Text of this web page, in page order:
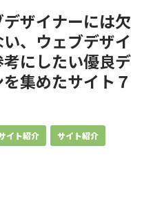
デザイナーには欠
、ウェブデザイ
考にしたい優良デ
集めたサイト７
イト紹介
サイト紹介